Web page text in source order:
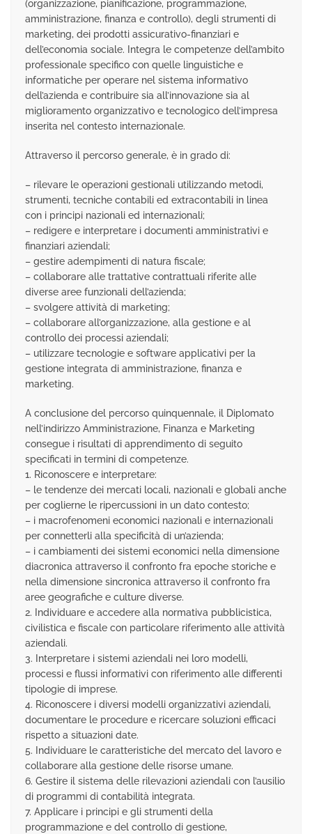
(organizzazione, pianificazione, programmazione,
amministrazione, finanza e controllo), degli strumenti di
marketing, dei prodotti assicurativo-finanziari e
dell’economia sociale. Integra le competenze dell’ambito
professionale specifico con quelle linguistiche e
informatiche per operare nel sistema informativo
dell’azienda e contribuire sia all’innovazione sia al
miglioramento organizzativo e tecnologico dell’impresa
inserita nel contesto internazionale.
Attraverso il percorso generale, è in grado di:
– rilevare le operazioni gestionali utilizzando metodi,
strumenti, tecniche contabili ed extracontabili in linea
con i principi nazionali ed internazionali;
– redigere e interpretare i documenti amministrativi e
finanziari aziendali;
– gestire adempimenti di natura fiscale;
– collaborare alle trattative contrattuali riferite alle
diverse aree funzionali dell’azienda;
– svolgere attività di marketing;
– collaborare all’organizzazione, alla gestione e al
controllo dei processi aziendali;
– utilizzare tecnologie e software applicativi per la
gestione integrata di amministrazione, finanza e
marketing.
A conclusione del percorso quinquennale, il Diplomato
nell’indirizzo Amministrazione, Finanza e Marketing
consegue i risultati di apprendimento di seguito
specificati in termini di competenze.
1. Riconoscere e interpretare:
– le tendenze dei mercati locali, nazionali e globali anche
per coglierne le ripercussioni in un dato contesto;
– i macrofenomeni economici nazionali e internazionali
per connetterli alla specificità di un’azienda;
– i cambiamenti dei sistemi economici nella dimensione
diacronica attraverso il confronto fra epoche storiche e
nella dimensione sincronica attraverso il confronto fra
aree geografiche e culture diverse.
2. Individuare e accedere alla normativa pubblicistica,
civilistica e fiscale con particolare riferimento alle attività
aziendali.
3. Interpretare i sistemi aziendali nei loro modelli,
processi e flussi informativi con riferimento alle differenti
tipologie di imprese.
4. Riconoscere i diversi modelli organizzativi aziendali,
documentare le procedure e ricercare soluzioni efficaci
rispetto a situazioni date.
5. Individuare le caratteristiche del mercato del lavoro e
collaborare alla gestione delle risorse umane.
6. Gestire il sistema delle rilevazioni aziendali con l’ausilio
di programmi di contabilità integrata.
7. Applicare i principi e gli strumenti della
programmazione e del controllo di gestione,